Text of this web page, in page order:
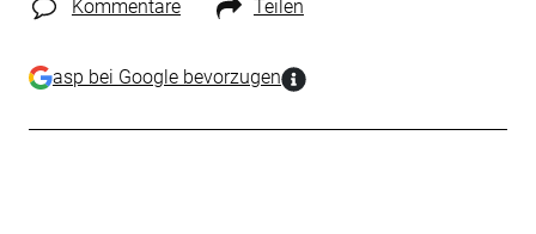
Kommentare Teilen
asp bei Google bevorzugen